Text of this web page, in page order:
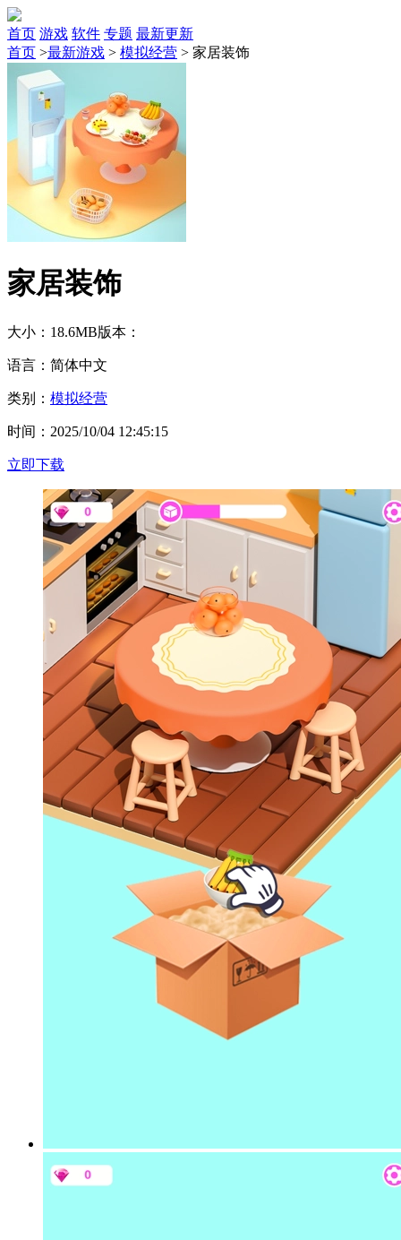
首页 游戏 软件 专题 最新更新
首页 >最新游戏 > 模拟经营 > 家居装饰
家居装饰
大小：18.6MB版本：
语言：简体中文
类别： 模拟经营
时间：2025/10/04 12:45:15
立即下载